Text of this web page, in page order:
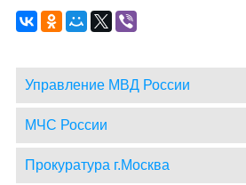
Управление МВД России
МЧС России
Прокуратура г.Москва